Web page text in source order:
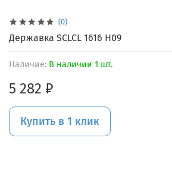
(0)
Наличие: В наличии 1 шт.
5 282 ₽
Купить в 1 клик
Державка SCLCL 1616 H09